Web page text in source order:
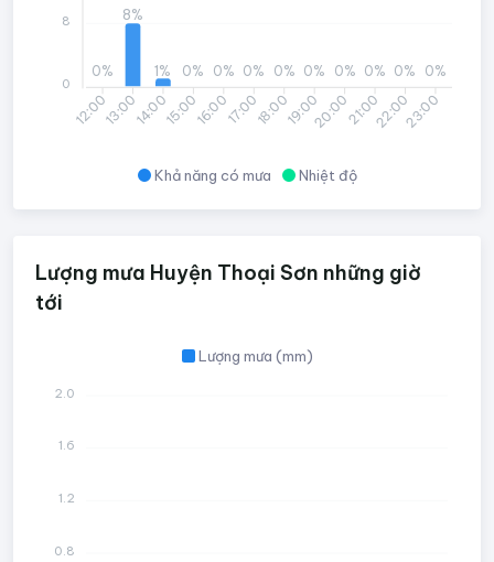
Khả năng có mưa Nhiệt độ
12:0013:0014:0015:0016:0017:0018:0019:0020:0021:0022:0023:00
0%
8%
1% 0% 0% 0% 0% 0% 0% 0% 0% 0%
8
0
Lượng mưa Huyện Thoại Sơn những giờ
tới
Lượng mưa (mm)
2.0
1.6
1.2
0.8